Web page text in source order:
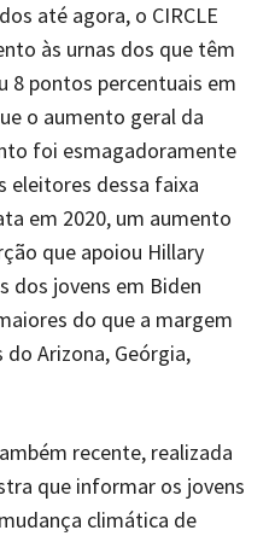
até agora, o CIRCLE
às urnas dos que têm
8 pontos percentuais em
o aumento geral da
foi esmagadoramente
eleitores dessa faixa
em 2020, um aumento
que apoiou Hillary
dos jovens em Biden
do que a margem
Arizona, Geórgia,
recente, realizada
que informar os jovens
climática de